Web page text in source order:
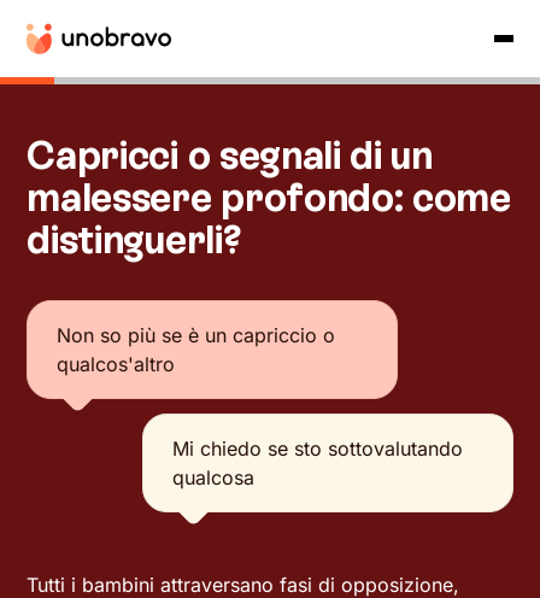
Capricci o segnali di un
malessere profondo: come
distinguerli?
Non so più se è un capriccio o
qualcos'altro
Mi chiedo se sto sottovalutando
qualcosa
Tutti i bambini attraversano fasi di opposizione,